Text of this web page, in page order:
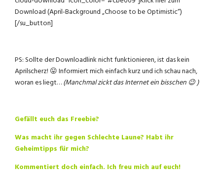
Download (April-Background „Choose to be Optimistic“)
[/su_button]
PS: Sollte der Downloadlink nicht funktionieren, ist das kein
Aprilscherz! 😛 Informiert mich einfach kurz und ich schau nach,
woran es liegt…(Manchmal zickt das Internet ein bisschen 😉 )
Gefällt euch das Freebie?
Was macht ihr gegen Schlechte Laune? Habt ihr
Geheimtipps für mich?
Kommentiert doch einfach. Ich freu mich auf euch!